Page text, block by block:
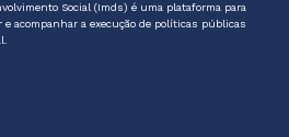
Social (Imds) é uma plataforma para
acompanhar a execução de políticas públicas